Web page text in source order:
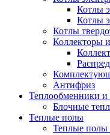
Котлы
Котлы
Котлы
Коллекторы
Антифриз
Теплообменники
Блочные
Теплые полы
Теплые полы